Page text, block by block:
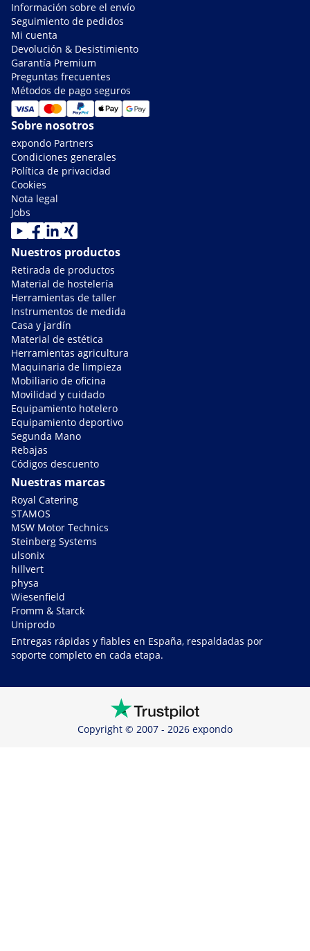
Información sobre el envío
Seguimiento de pedidos
Mi cuenta
Devolución & Desistimiento
Garantía Premium
Preguntas frecuentes
Métodos de pago seguros
Sobre nosotros
expondo Partners
Condiciones generales
Política de privacidad
Cookies
Nota legal
Jobs
Nuestros productos
Retirada de productos
Material de hostelería
Herramientas de taller
Instrumentos de medida
Casa y jardín
Material de estética
Herramientas agricultura
Maquinaria de limpieza
Mobiliario de oficina
Movilidad y cuidado
Equipamiento hotelero
Equipamiento deportivo
Segunda Mano
Rebajas
Códigos descuento
Nuestras marcas
Royal Catering
STAMOS
MSW Motor Technics
Steinberg Systems
ulsonix
hillvert
physa
Wiesenfield
Fromm & Starck
Uniprodo
Entregas rápidas y fiables en España, respaldadas por
soporte completo en cada etapa.
Copyright © 2007 - 2026 expondo